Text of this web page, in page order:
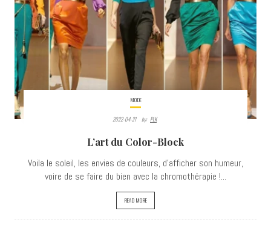
MODE
2022-04-21 By: PLK
L’art du Color-Block
Voila le soleil, les envies de couleurs, d'afficher son humeur,
voire de se faire du bien avec la chromothérapie !...
READ MORE